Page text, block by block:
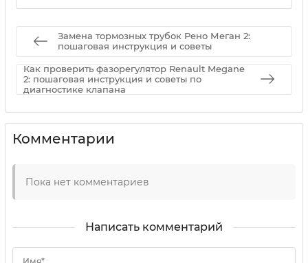
Замена тормозных трубок Рено Меган 2:
пошаговая инструкция и советы
Как проверить фазорегулятор Renault Megane
2: пошаговая инструкция и советы по
диагностике клапана
Комментарии
Пока нет комментариев
Написать комментарий